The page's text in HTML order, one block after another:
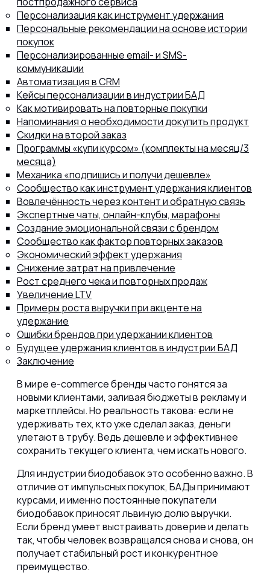
Персонализация как инструмент удержания
Персональные рекомендации на основе истории
покупок
Персонализированные email- и SMS-
коммуникации
Автоматизация в CRM
Кейсы персонализации в индустрии БАД
Как мотивировать на повторные покупки
Напоминания о необходимости докупить продукт
Скидки на второй заказ
Программы «купи курсом» (комплекты на месяц/3
месяца)
Механика «подпишись и получи дешевле»
Сообщество как инструмент удержания клиентов
Вовлечённость через контент и обратную связь
Экспертные чаты, онлайн-клубы, марафоны
Создание эмоциональной связи с брендом
Сообщество как фактор повторных заказов
Экономический эффект удержания
Снижение затрат на привлечение
Рост среднего чека и повторных продаж
Увеличение LTV
Примеры роста выручки при акценте на
удержание
Ошибки брендов при удержании клиентов
Будущее удержания клиентов в индустрии БАД
Заключение
В мире e-commerce бренды часто гонятся за
новыми клиентами, заливая бюджеты в рекламу и
маркетплейсы. Но реальность такова: если не
удерживать тех, кто уже сделал заказ, деньги
улетают в трубу. Ведь дешевле и эффективнее
сохранить текущего клиента, чем искать нового.
Для индустрии биодобавок это особенно важно. В
отличие от импульсных покупок, БАДы принимают
курсами, и именно постоянные покупатели
биодобавок приносят львиную долю выручки.
Если бренд умеет выстраивать доверие и делать
так, чтобы человек возвращался снова и снова, он
получает стабильный рост и конкурентное
преимущество.